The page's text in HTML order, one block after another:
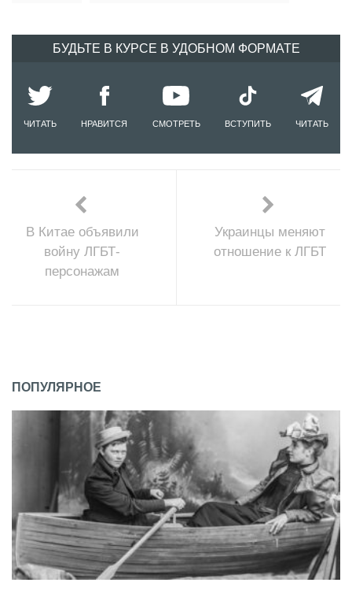
БУДЬТЕ В КУРСЕ В УДОБНОМ ФОРМАТЕ
ЧИТАТЬ НРАВИТСЯ СМОТРЕТЬ ВСТУПИТЬ ЧИТАТЬ
В Китае объявили
войну ЛГБТ-
персонажам
Украинцы меняют
отношение к ЛГБТ
ПОПУЛЯРНОЕ